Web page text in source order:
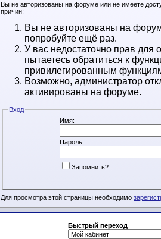
Вы не авторизованы на форуме или не имеете
причин:
Вы не авторизованы на
попробуйте ещё раз.
У вас недостаточно прав
пытаетесь обратиться к
привилегированным
Возможно, администратор
активированы на форуме.
Вход
Имя:
Пароль:
Запомнить?
Для просмотра этой страницы необходимо
Быстрый переход